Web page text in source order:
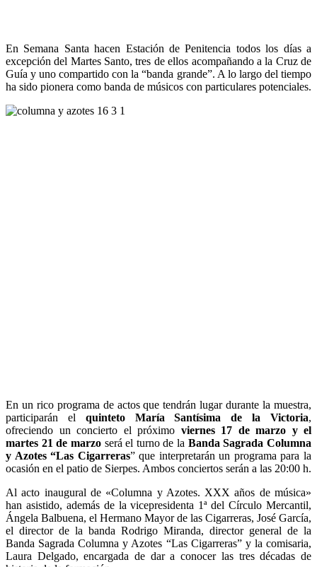
En Semana Santa hacen Estación de Penitencia todos los días a
excepción del Martes Santo, tres de ellos acompañando a la Cruz de
Guía y uno compartido con la “banda grande”. A lo largo del tiempo
ha sido pionera como banda de músicos con particulares potenciales.
En un rico programa de actos que tendrán lugar durante la muestra,
participarán el quinteto María Santísima de la Victoria,
ofreciendo un concierto el próximo viernes 17 de marzo y el
martes 21 de marzoserá el turno de la Banda Sagrada Columna
y Azotes “Las Cigarreras” que interpretarán un programa para la
ocasión en el patio de Sierpes. Ambos conciertos serán a las 20:00 h.
Al acto inaugural de «Columna y Azotes. XXX años de música»
han asistido, además de la vicepresidenta 1ª del Círculo Mercantil,
Ángela Balbuena, el Hermano Mayor de las Cigarreras, José García,
el director de la banda Rodrigo Miranda, director general de la
Banda Sagrada Columna y Azotes “Las Cigarreras” y la comisaria,
Laura Delgado, encargada de dar a conocer las tres décadas de